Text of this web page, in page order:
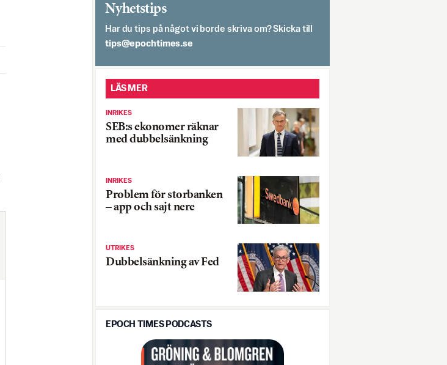
Nyhetstips
Har du tips på något vi borde skriva om? Skicka till
es.semithcope@spit
LÄS MER
INRIKES
SEB:s ekonomer räknar
med dubbelsänkning
INRIKES
Problem för storbanken
– app och sajt nere
UTRIKES
Dubbelsänkning av Fed
EPOCH TIMES PODCASTS